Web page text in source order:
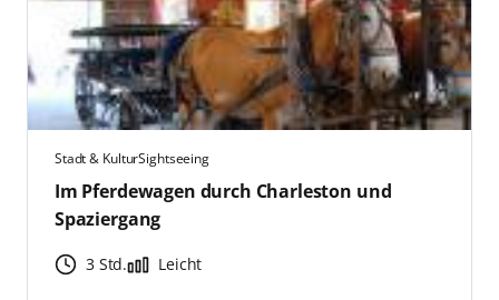
Stadt & KulturSightseeing
Im Pferdewagen durch Charleston und
Spaziergang
3 Std. Leicht